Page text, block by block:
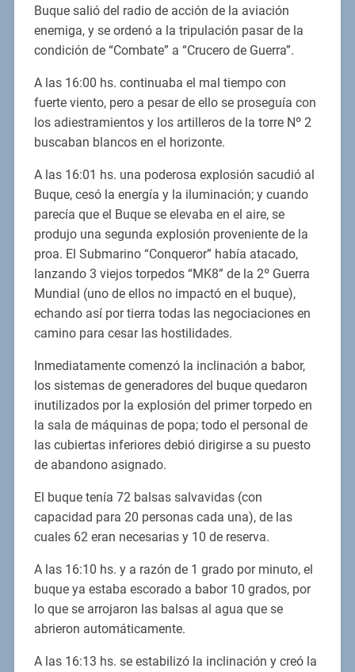
Buque salió del radio de acción de la aviación
enemiga, y se ordenó a la tripulación pasar de la
condición de “Combate” a “Crucero de Guerra”.
A las 16:00 hs. continuaba el mal tiempo con
fuerte viento, pero a pesar de ello se proseguía con
los adiestramientos y los artilleros de la torre Nº 2
buscaban blancos en el horizonte.
A las 16:01 hs. una poderosa explosión sacudió al
Buque, cesó la energía y la iluminación; y cuando
parecía que el Buque se elevaba en el aire, se
produjo una segunda explosión proveniente de la
proa. El Submarino “Conqueror” había atacado,
lanzando 3 viejos torpedos “MK8” de la 2º Guerra
Mundial (uno de ellos no impactó en el buque),
echando así por tierra todas las negociaciones en
camino para cesar las hostilidades.
Inmediatamente comenzó la inclinación a babor,
los sistemas de generadores del buque quedaron
inutilizados por la explosión del primer torpedo en
la sala de máquinas de popa; todo el personal de
las cubiertas inferiores debió dirigirse a su puesto
de abandono asignado.
El buque tenía 72 balsas salvavidas (con
capacidad para 20 personas cada una), de las
cuales 62 eran necesarias y 10 de reserva.
A las 16:10 hs. y a razón de 1 grado por minuto, el
buque ya estaba escorado a babor 10 grados, por
lo que se arrojaron las balsas al agua que se
abrieron automáticamente.
A las 16:13 hs. se estabilizó la inclinación y creó la